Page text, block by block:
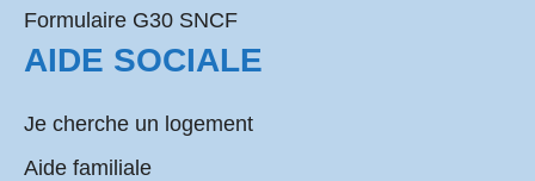
Formulaire G30 SNCF
AIDE SOCIALE
Je cherche un logement
Aide familiale